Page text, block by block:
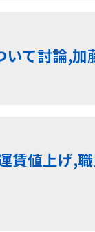
て討論,加
賃値上げ,